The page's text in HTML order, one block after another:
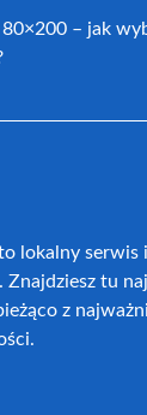
– jak
lokalny serwis
tu
z